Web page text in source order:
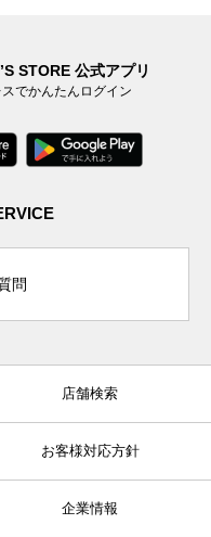
STORE 公式アプリ
でかんたんログイン
問
店舗検索
お客様対応方針
企業情報